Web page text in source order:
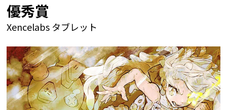
優秀賞
Xencelabs タブレット